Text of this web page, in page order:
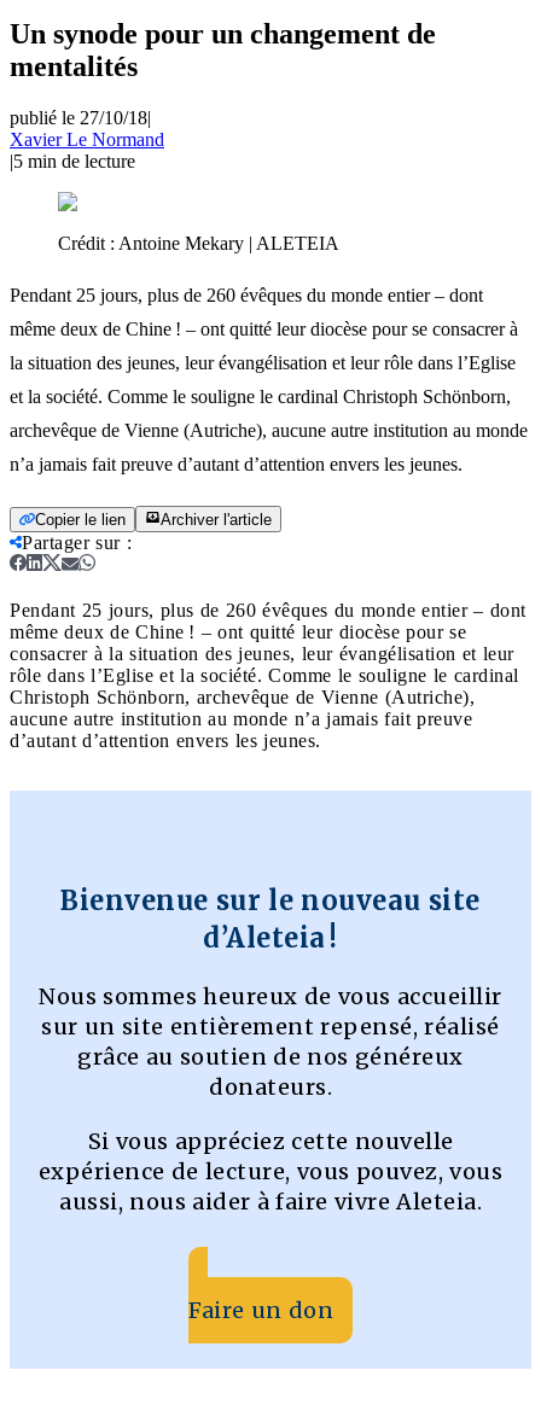
Un synode pour un changement de
mentalités
publié le 27/10/18|
Xavier Le Normand
|5 min de lecture
Crédit : Antoine Mekary | ALETEIA
Pendant 25 jours, plus de 260 évêques du monde entier – dont
même deux de Chine ! – ont quitté leur diocèse pour se consacrer à
la situation des jeunes, leur évangélisation et leur rôle dans l’Eglise
et la société. Comme le souligne le cardinal Christoph Schönborn,
archevêque de Vienne (Autriche), aucune autre institution au monde
n’a jamais fait preuve d’autant d’attention envers les jeunes.
Copier le lien Archiver l'article
Partager sur:
Pendant 25 jours, plus de 260 évêques du monde entier – dont
même deux de Chine ! – ont quitté leur diocèse pour se
consacrer à la situation des jeunes, leur évangélisation et leur
rôle dans l’Eglise et la société. Comme le souligne le cardinal
Christoph Schönborn, archevêque de Vienne (Autriche),
aucune autre institution au monde n’a jamais fait preuve
d’autant d’attention envers les jeunes.
Bienvenue sur le nouveau site
d’Aleteia !
Nous sommes heureux de vous accueillir
sur un site entièrement repensé, réalisé
grâce au soutien de nos généreux
donateurs.
Si vous appréciez cette nouvelle
expérience de lecture, vous pouvez, vous
aussi, nous aider à faire vivre Aleteia.
Faire un don